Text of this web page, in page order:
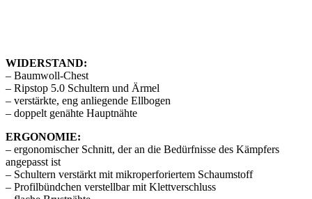
WIDERSTAND:
– Baumwoll-Chest
– Ripstop 5.0 Schultern und Ärmel
– verstärkte, eng anliegende Ellbogen
– doppelt genähte Hauptnähte
ERGONOMIE:
– ergonomischer Schnitt, der an die Bedürfnisse des Kämpfers
angepasst ist
– Schultern verstärkt mit mikroperforiertem Schaumstoff
– Profilbündchen verstellbar mit Klettverschluss